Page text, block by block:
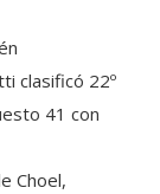
clasificó 22º
41 con
Choel,